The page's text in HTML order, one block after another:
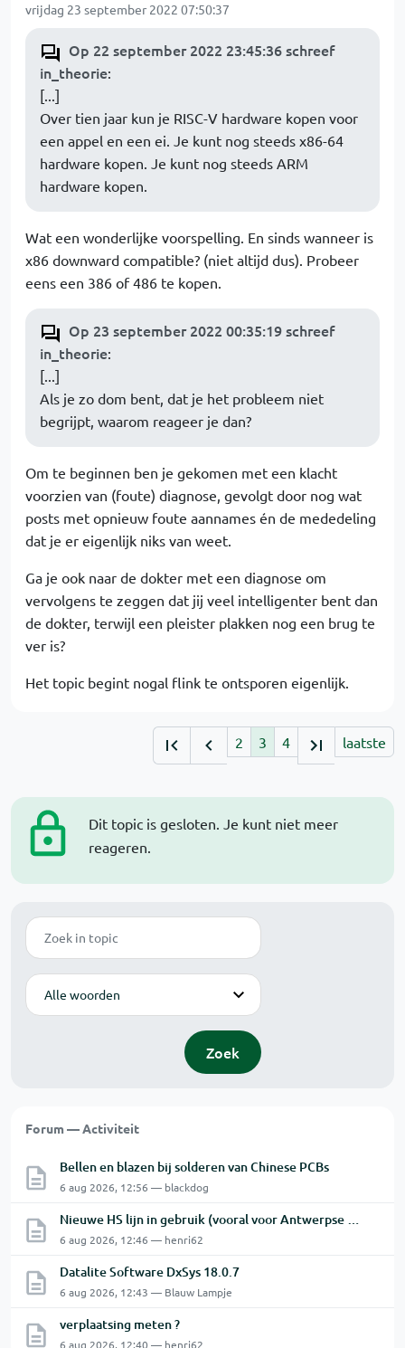
Dit topic is gesloten. Je kunt niet meer
reageren.
Zoek
Modus
Zoek
Forum — Activiteit
Bellen en blazen bij solderen van Chinese PCBs
6 aug 2026, 12:56 — blackdog
Nieuwe HS lijn in gebruik (vooral voor Antwerpse haven en een beetje NL)
6 aug 2026, 12:46 — henri62
Datalite Software DxSys 18.0.7
6 aug 2026, 12:43 — Blauw Lampje
verplaatsing meten ?
6 aug 2026, 12:40 — henri62
vrijdag 23 september 2022 07:50:37
Op 22 september 2022 23:45:36 schreef
in_theorie:
[...]
Over tien jaar kun je RISC-V hardware kopen voor
een appel en een ei. Je kunt nog steeds x86-64
hardware kopen. Je kunt nog steeds ARM
hardware kopen.
Wat een wonderlijke voorspelling. En sinds wanneer is
x86 downward compatible? (niet altijd dus). Probeer
eens een 386 of 486 te kopen.
Op 23 september 2022 00:35:19 schreef
in_theorie:
[...]
Als je zo dom bent, dat je het probleem niet
begrijpt, waarom reageer je dan?
Om te beginnen ben je gekomen met een klacht
voorzien van (foute) diagnose, gevolgt door nog wat
posts met opnieuw foute aannames én de mededeling
dat je er eigenlijk niks van weet.
Ga je ook naar de dokter met een diagnose om
vervolgens te zeggen dat jij veel intelligenter bent dan
de dokter, terwijl een pleister plakken nog een brug te
ver is?
Het topic begint nogal flink te ontsporen eigenlijk.
2 3 4 laatste